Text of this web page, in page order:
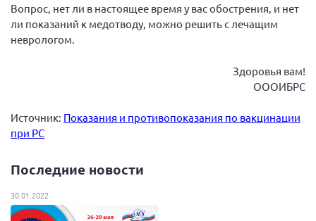
Третий съезд
Четвертый съезд
Методическая литература для НКО
Вопрос, нет ли в настоящее время у вас обострения, и нет
ли показаний к медотводу, можно решить с лечащим
неврологом.
Здоровья вам!
ОООИБРС
Источник: Показания и противопоказания по вакцинации
при РС
Последние новости
30.01.2022